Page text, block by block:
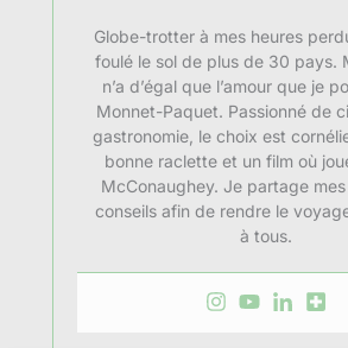
Globe-trotter à mes heures
foulé le sol de plus de 30 pays.
n’a d’égal que l’amour que je
Monnet-Paquet. Passionné de
gastronomie, le choix est
bonne raclette et un film où
McConaughey. Je partage
conseils afin de rendre le
à tous.